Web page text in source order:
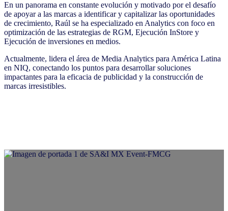
En un panorama en constante evolución y motivado por el desafío
de apoyar a las marcas a identificar y capitalizar las oportunidades
de crecimiento, Raúl se ha especializado en Analytics con foco en
optimización de las estrategias de RGM, Ejecución InStore y
Ejecución de inversiones en medios.
Actualmente, lidera el área de Media Analytics para América Latina
en NIQ, conectando los puntos para desarrollar soluciones
impactantes para la eficacia de publicidad y la construcción de
marcas irresistibles.